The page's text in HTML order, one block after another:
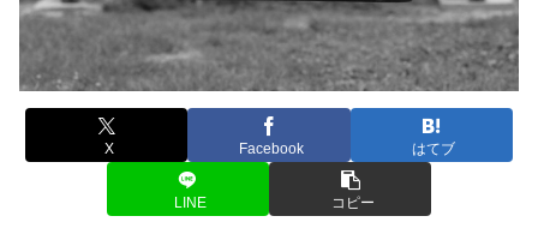
X Facebook はてブ
LINE コピー